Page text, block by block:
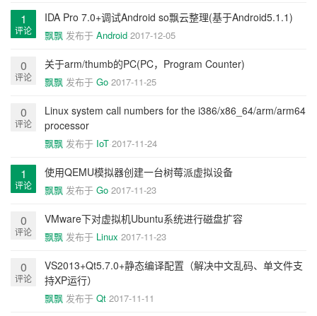
1
评论
IDA Pro 7.0+调试Android so飘云整理(基于Android5.1.1)
飘飘 发布于 Android 2017-12-05
0
评论
关于arm/thumb的PC(PC，Program Counter)
飘飘 发布于 Go 2017-11-25
0
评论
Linux system call numbers for the i386/x86_64/arm/arm64
processor
飘飘 发布于 IoT 2017-11-24
1
评论
使用QEMU模拟器创建一台树莓派虚拟设备
飘飘 发布于 Go 2017-11-23
0
评论
VMware下对虚拟机Ubuntu系统进行磁盘扩容
飘飘 发布于 Linux 2017-11-23
0
评论
VS2013+Qt5.7.0+静态编译配置（解决中文乱码、单文件支
持XP运行）
飘飘 发布于 Qt 2017-11-11